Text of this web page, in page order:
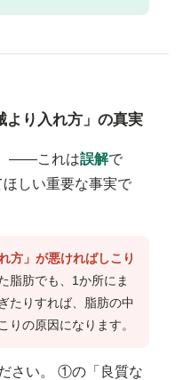
より入れ方」の真実
——これは誤解で
しい重要な事実で
方」が悪ければしこり
脂肪でも、1か所にま
たりすれば、脂肪の中
りの原因になります。
さい。 ①の「良質な